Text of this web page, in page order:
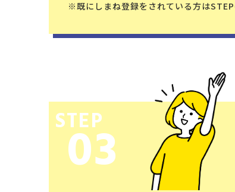
※既にしまね登録をされている方は
STEP
03